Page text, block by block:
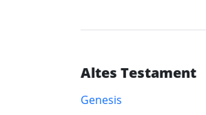
Altes Testament
Genesis